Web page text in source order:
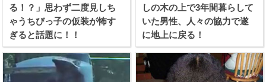
る！？」思わず二度見しち
ゃうちびっ子の仮装が怖す
ぎると話題に！！
しの木の上で3年間暮らして
いた男性、人々の協力で遂
に地上に戻る！